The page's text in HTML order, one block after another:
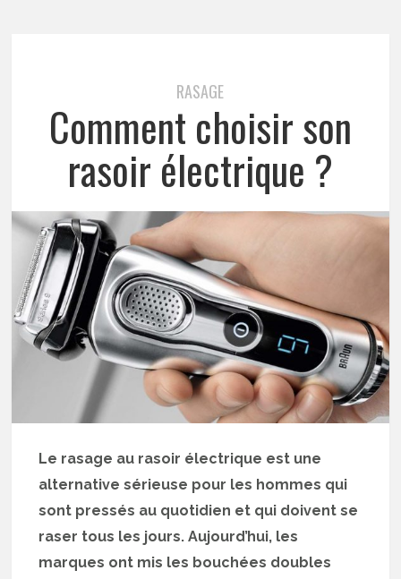
RASAGE
Comment choisir son
rasoir électrique ?
Le rasage au rasoir électrique est une
alternative sérieuse pour les hommes qui
sont pressés au quotidien et qui doivent se
raser tous les jours. Aujourd’hui, les
marques ont mis les bouchées doubles